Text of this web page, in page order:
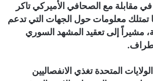
مقابلة مع الصحافي الأميركي تاكر
معلومات حول الجهات التي تدعم
مشيراً إلى تعقيد المشهد السوري
المتحدة تغذي الانفصاليين